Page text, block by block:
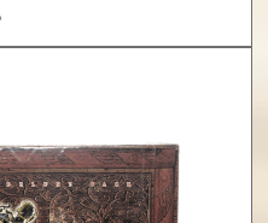
30,000